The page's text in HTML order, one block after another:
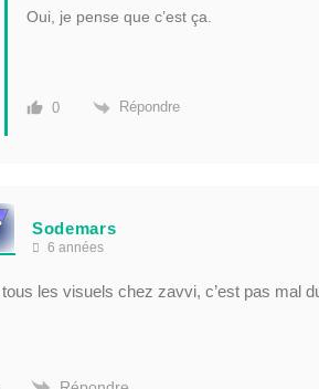
Oui, je pense que c’est ça.
0 Répondre
Sodemars
6 années
les visuels chez zavvi, c’est pas mal